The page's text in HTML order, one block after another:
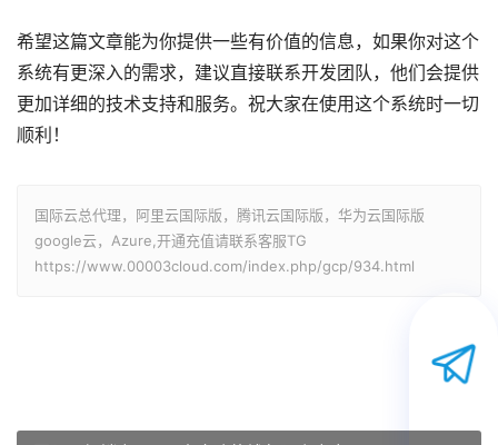
希望这篇文章能为你提供一些有价值的信息，如果你对这个
系统有更深入的需求，建议直接联系开发团队，他们会提供
更加详细的技术支持和服务。祝大家在使用这个系统时一切
顺利！
国际云总代理，阿里云国际版，腾讯云国际版，华为云国际版
google云，Azure,开通充值请联系客服TG
https://www.00003cloud.com/index.php/gcp/934.html